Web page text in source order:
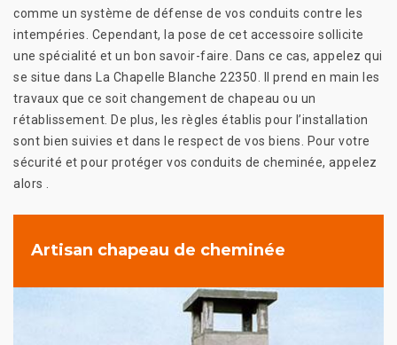
comme un système de défense de vos conduits contre les
intempéries. Cependant, la pose de cet accessoire sollicite
une spécialité et un bon savoir-faire. Dans ce cas, appelez qui
se situe dans La Chapelle Blanche 22350. Il prend en main les
travaux que ce soit changement de chapeau ou un
rétablissement. De plus, les règles établis pour l’installation
sont bien suivies et dans le respect de vos biens. Pour votre
sécurité et pour protéger vos conduits de cheminée, appelez
alors .
Artisan chapeau de cheminée